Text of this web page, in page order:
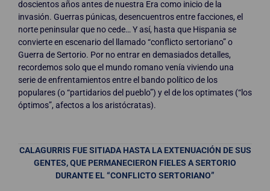
doscientos años antes de nuestra Era como inicio de la
invasión. Guerras púnicas, desencuentros entre facciones, el
norte peninsular que no cede… Y así, hasta que Hispania se
convierte en escenario del llamado “conflicto sertoriano” o
Guerra de Sertorio. Por no entrar en demasiados detalles,
recordemos solo que el mundo romano venía viviendo una
serie de enfrentamientos entre el bando político de los
populares (o “partidarios del pueblo”) y el de los optimates (“los
óptimos”, afectos a los aristócratas).
CALAGURRIS FUE SITIADA HASTA LA EXTENUACIÓN DE SUS
GENTES, QUE PERMANECIERON FIELES A SERTORIO
DURANTE EL “CONFLICTO SERTORIANO”